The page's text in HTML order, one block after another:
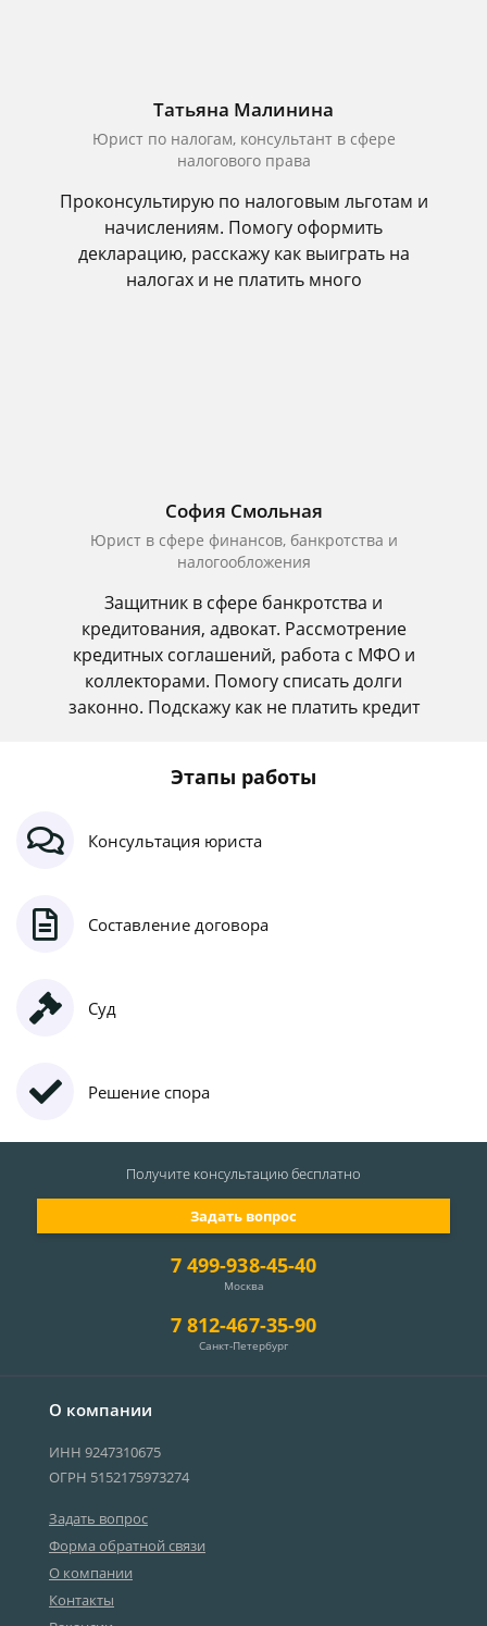
Татьяна Малинина
Юрист по налогам, консультант в сфере
налогового права
Проконсультирую по налоговым льготам и
начислениям. Помогу оформить
декларацию, расскажу как выиграть на
налогах и не платить много
София Смольная
Юрист в сфере финансов, банкротства и
налогообложения
Защитник в сфере банкротства и
кредитования, адвокат. Рассмотрение
кредитных соглашений, работа с МФО и
коллекторами. Помогу списать долги
законно. Подскажу как не платить кредит
Этапы работы
Консультация юриста
Составление договора
Суд
Решение спора
О компании
ИНН 9247310675
ОГРН 5152175973274
Задать вопрос
Форма обратной связи
О компании
Контакты
7 499-938-45-40
Москва
7 812-467-35-90
Санкт-Петербург
Задать вопрос
Получите консультациюбесплатно